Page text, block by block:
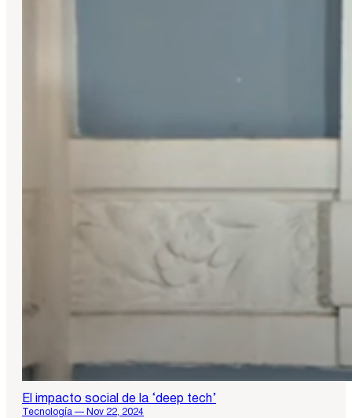
El impacto social de la ‘deep tech’
Tecnología — Nov 22, 2024